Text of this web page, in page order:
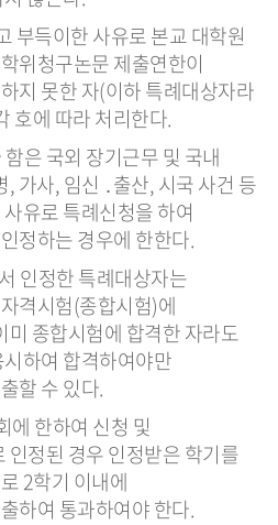
부득이한 사유로 본교 대학원
위청구논문 제출연한이
지 못한 자(이하 특례대상자라
호에 따라 처리한다.
은 국외 장기근무 및 국내
가사, 임신 ․출산, 시국 사건 등
유로 특례신청을 하여
정하는 경우에 한한다.
인정한 특례대상자는
격시험(종합시험)에
미 종합시험에 합격한 자라도
하여 합격하여야만
할 수 있다.
에 한하여 신청 및
인정된 경우 인정받은 학기를
2학기 이내에
하여 통과하여야 한다.